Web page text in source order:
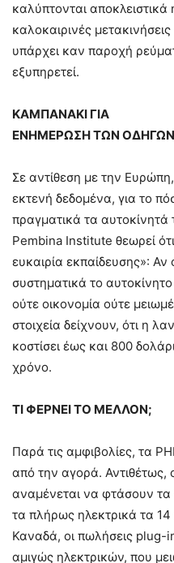
καλύπτονται αποκλειστικά
καλοκαιρινές
υπάρχει καν παροχή
εξυπηρετεί.
ΚΑΜΠΑΝΑΚΙ ΓΙΑ
ΕΝΗΜΕΡΩΣΗ ΤΩΝ ΟΔΗΓΩΝ
Σε αντίθεση με την
εκτενή δεδομένα, για το
πραγματικά τα
Pembina Institute θεωρεί
ευκαιρία εκπαίδευσης»: Αν
συστηματικά το
ούτε οικονομία ούτε
στοιχεία δείχνουν, ότι η
κοστίσει έως και 800
χρόνο.
ΤΙ ΦΕΡΝΕΙ ΤΟ ΜΕΛΛΟΝ;
Παρά τις αμφιβολίες, τα
από την αγορά. Αντιθέτως,
αναμένεται να φτάσουν
τα πλήρως ηλεκτρικά τα
Καναδά, οι πωλήσεις plug-
αμιγώς ηλεκτρικών, που